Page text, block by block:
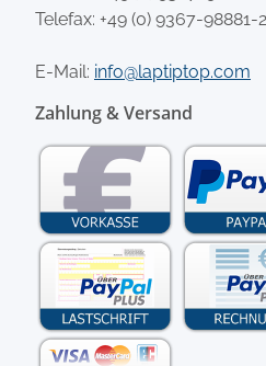
Telefax: +49 (0) 9367-98881-
E-Mail: info@laptiptop.com
Zahlung & Versand